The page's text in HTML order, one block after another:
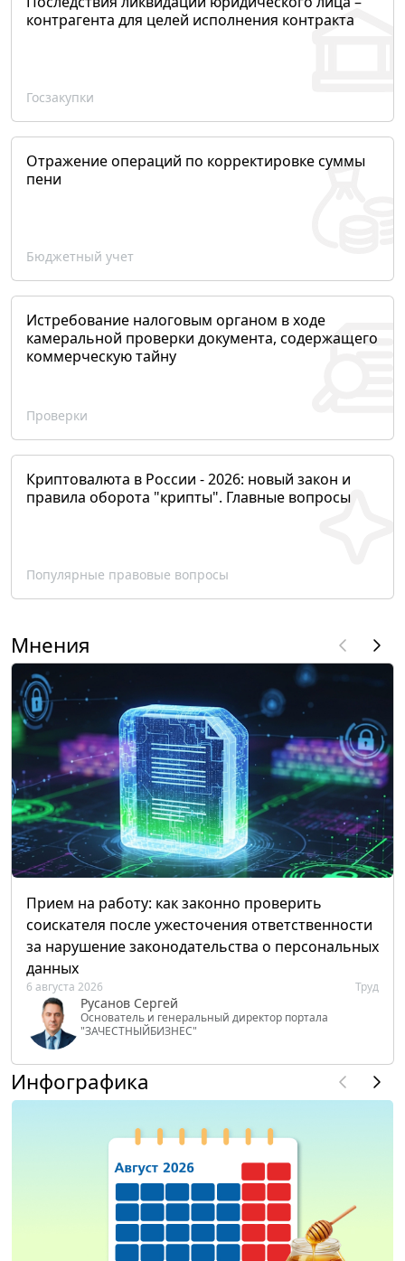
контрагента для целей исполнения контракта
Госзакупки
Отражение операций по корректировке суммы
пени
Бюджетный учет
Истребование налоговым органом в ходе
камеральной проверки документа, содержащего
коммерческую тайну
Проверки
Криптовалюта в России - 2026: новый закон и
правила оборота "крипты". Главные вопросы
Популярные правовые вопросы
Мнения
Прием на работу: как законно проверить
соискателя после ужесточения ответственности
за нарушение законодательства о персональных
данных
6 августа 2026 Труд
Русанов Сергей
Основатель и генеральный директор портала
"ЗАЧЕСТНЫЙБИЗНЕС"
Инфографика